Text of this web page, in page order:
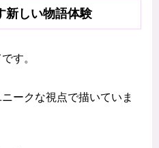
新しい物語体験
す。
ークな視点で描いていま